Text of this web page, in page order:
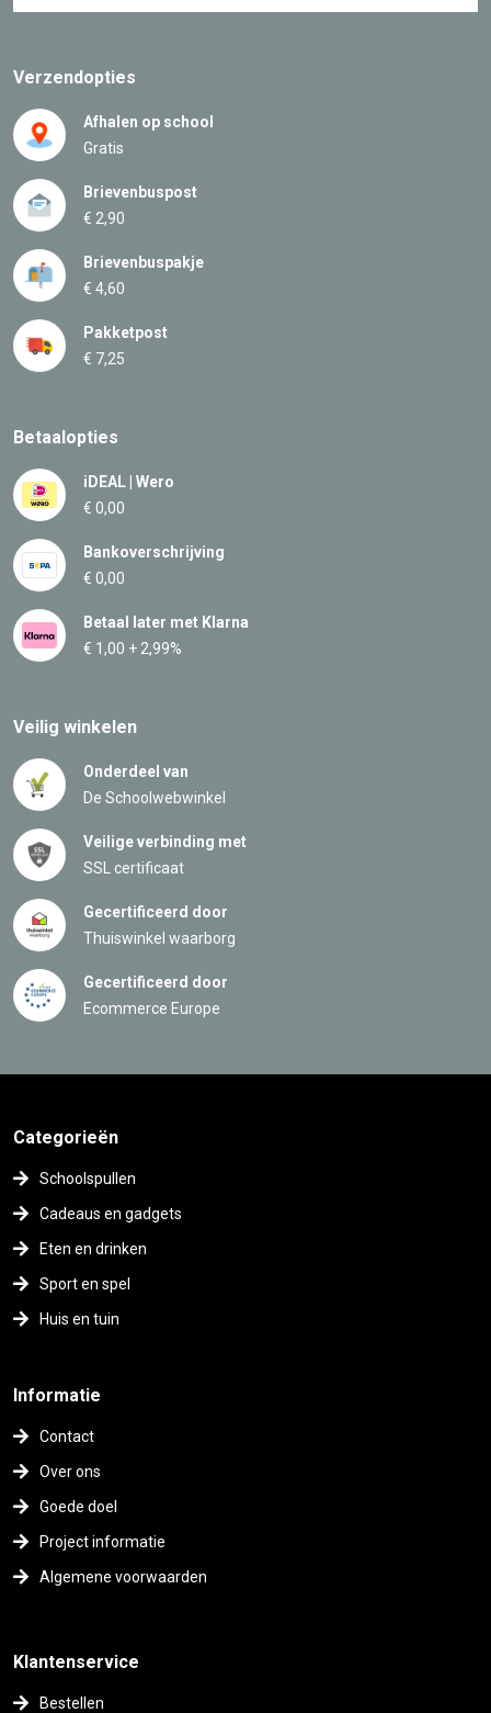
Verzendopties
Afhalen op school
Gratis
Brievenbuspost
€ 2,90
Brievenbuspakje
€ 4,60
Pakketpost
€ 7,25
Betaalopties
iDEAL | Wero
€ 0,00
Bankoverschrijving
€ 0,00
Betaal later met Klarna
€ 1,00 + 2,99%
Veilig winkelen
Onderdeel van
De Schoolwebwinkel
Veilige verbinding met
SSL certificaat
Gecertificeerd door
Thuiswinkel waarborg
Gecertificeerd door
Ecommerce Europe
Categorieën
Schoolspullen
Cadeaus en gadgets
Eten en drinken
Sport en spel
Huis en tuin
Informatie
Contact
Over ons
Goede doel
Project informatie
Algemene voorwaarden
Klantenservice
Bestellen